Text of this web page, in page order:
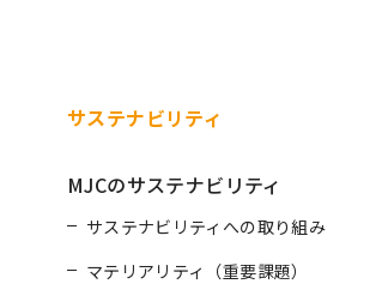
サステナビリティ
MJCのサステナビリティ
サステナビリティへの取り組み
マテリアリティ（重要課題）